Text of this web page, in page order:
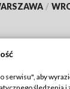
/
serwisu", aby